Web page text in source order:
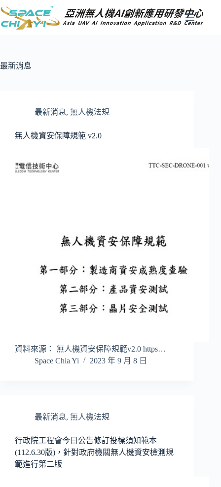
跳
主
容
最新消息
最新消息, 無人機法規
無人機資安保障規範 v2.0
資料來源： 無人機資安保障規範v2.0 https…
Space Chia Yi
2023 年 9 月 8 日
最新消息, 無人機法規
行政院工程會今日公告修訂投標須知範本
(112.6.30版)，針對政府機關無人機資安檢測規
範進行第二版